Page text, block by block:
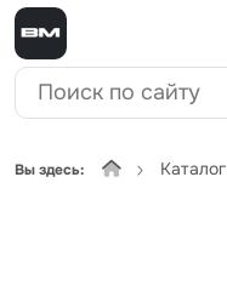
Вы здесь: Каталог